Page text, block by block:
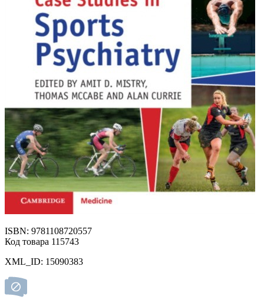
ISBN: 9781108720557
Код товара 115743
XML_ID: 15090383